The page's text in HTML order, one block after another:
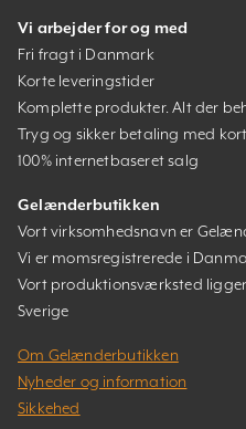
Vi arbejder for og med
Fri fragt i Danmark
Korte leveringstider
Komplette produkter. Alt der
Tryg og sikker betaling med kort
100% internetbaseret salg
Gelænderbutikken
Vort virksomhedsnavn er
Vi er momsregistrerede i
Vort produktionsværksted ligger
Sverige
Om Gelænderbutikken
Nyheder og information
Sikkehed